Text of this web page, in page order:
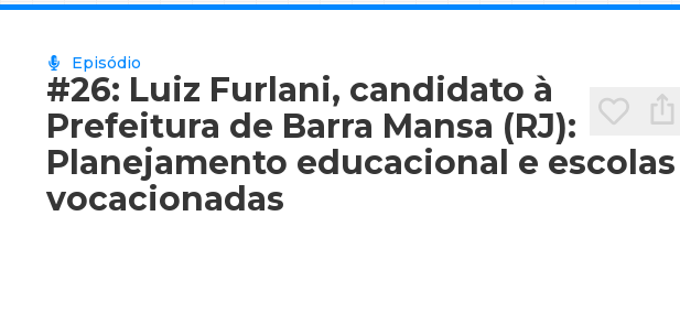
Episódio
#26: Luiz Furlani, candidato à
Prefeitura de Barra Mansa (RJ):
Planejamento educacional e escolas
vocacionadas